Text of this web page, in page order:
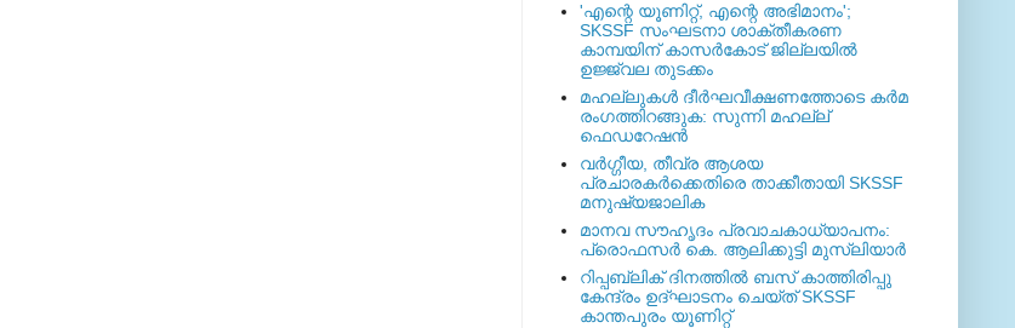
'എന്റെ യൂണിറ്റ്, എന്റെ അഭിമാനം';
SKSSF സംഘടനാ ശാക്തീകരണ
കാമ്പയിന് കാസര്‍കോട് ജില്ലയില്‍
ഉജ്ജ്വല തുടക്കം
മഹല്ലുകള്‍ ദീര്‍ഘവീക്ഷണത്തോടെ കര്‍മ
രംഗത്തിറങ്ങുക: സുന്നി മഹല്ല്
ഫെഡറേഷന്‍
വര്‍ഗ്ഗീയ, തീവ്ര ആശയ
പ്രചാരകര്‍ക്കെതിരെ താക്കീതായി SKSSF
മനുഷ്യജാലിക
മാനവ സൗഹൃദം പ്രവാചകാധ്യാപനം:
പ്രൊഫസർ കെ. ആലിക്കുട്ടി മുസ്ലിയാർ
റിപ്പബ്ലിക് ദിനത്തില്‍ ബസ് കാത്തിരിപ്പു
കേന്ദ്രം ഉദ്ഘാടനം ചെയ്ത്‌ SKSSF
കാന്തപുരം യൂണിറ്റ്